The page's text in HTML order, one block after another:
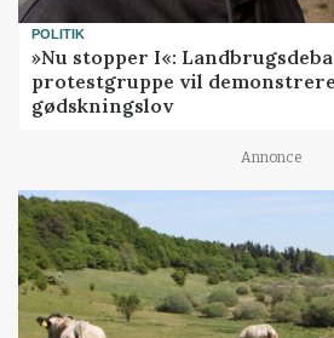
POLITIK
»Nu stopper I«:
protestgruppe vil
gødskningslov
Annonce